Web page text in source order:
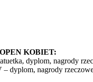
KOBIET:
dyplom, nagrody
– dyplom, nagrody